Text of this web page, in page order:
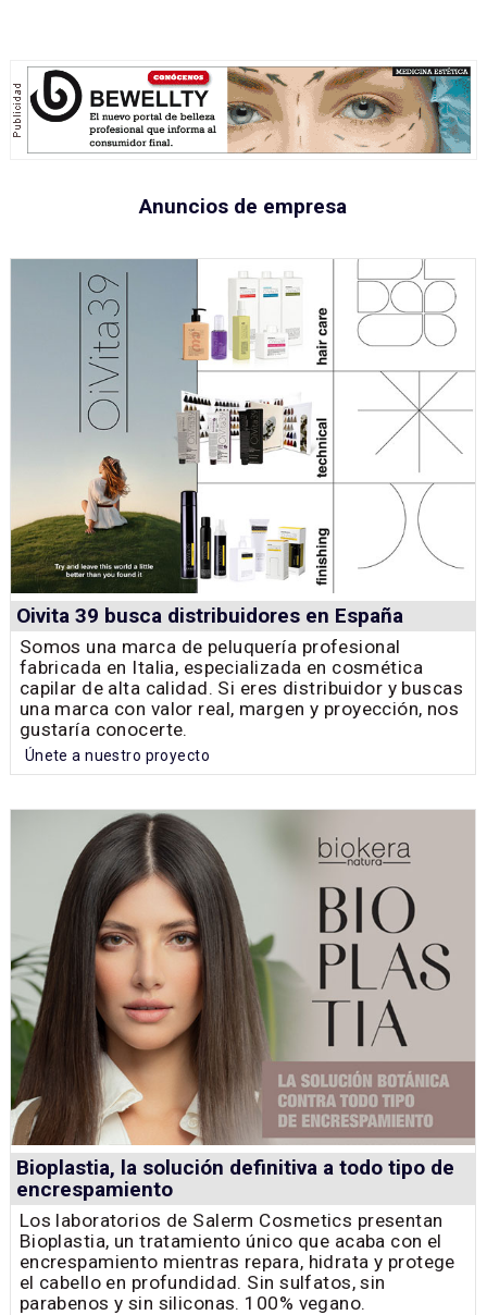
Anuncios de empresa
Oivita 39 busca distribuidores en España
Somos una marca de peluquería profesional
fabricada en Italia, especializada en cosmética
capilar de alta calidad. Si eres distribuidor y buscas
una marca con valor real, margen y proyección, nos
gustaría conocerte.
Únete a nuestro proyecto
Bioplastia, la solución definitiva a todo tipo de
encrespamiento
Los laboratorios de Salerm Cosmetics presentan
Bioplastia, un tratamiento único que acaba con el
encrespamiento mientras repara, hidrata y protege
el cabello en profundidad. Sin sulfatos, sin
parabenos y sin siliconas. 100% vegano.